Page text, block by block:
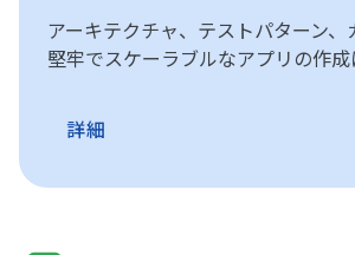
アーキテクチャ、テストパターン、
堅牢でスケーラブルなアプリの作成
詳細